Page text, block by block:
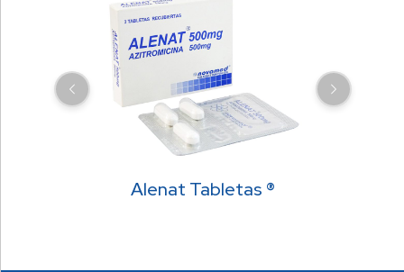
Alenat Tabletas ®